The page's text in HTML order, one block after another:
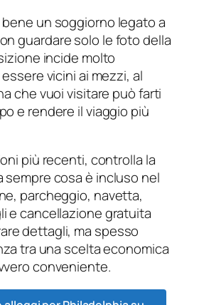
un soggiorno legato a
guardare solo le foto della
incide molto
vicini ai mezzi, al
che vuoi visitare può farti
e rendere il viaggio più
più recenti, controlla la
sempre cosa è incluso nel
parcheggio, navetta,
e cancellazione gratuita
dettagli, ma spesso
tra una scelta economica
conveniente.